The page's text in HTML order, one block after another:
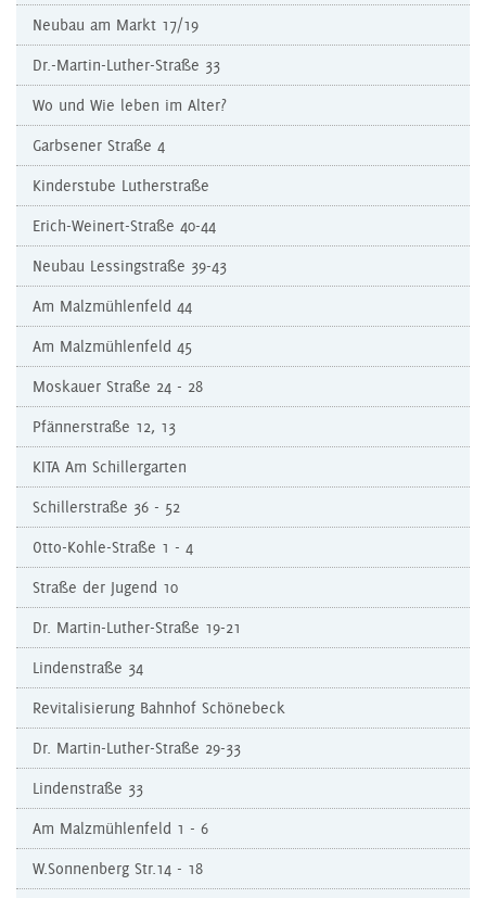
Neubau am Markt 17/19
Dr.-Martin-Luther-Straße 33
Wo und Wie leben im Alter?
Garbsener Straße 4
Kinderstube Lutherstraße
Erich-Weinert-Straße 40-44
Neubau Lessingstraße 39-43
Am Malzmühlenfeld 44
Am Malzmühlenfeld 45
Moskauer Straße 24 - 28
Pfännerstraße 12, 13
KITA Am Schillergarten
Schillerstraße 36 - 52
Otto-Kohle-Straße 1 - 4
Straße der Jugend 10
Dr. Martin-Luther-Straße 19-21
Lindenstraße 34
Revitalisierung Bahnhof Schönebeck
Dr. Martin-Luther-Straße 29-33
Lindenstraße 33
Am Malzmühlenfeld 1 - 6
W.Sonnenberg Str.14 - 18